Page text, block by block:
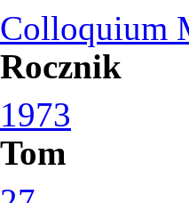
Colloquium
Rocznik
1973
Tom